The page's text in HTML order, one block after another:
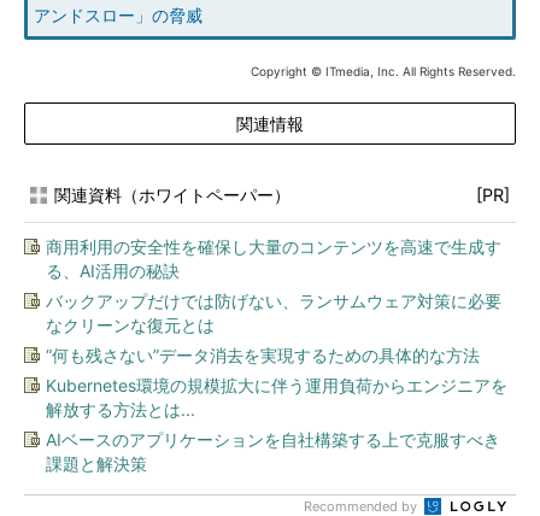
アンドスロー」の脅威
Copyright © ITmedia, Inc. All Rights Reserved.
関連情報
関連資料（ホワイトペーパー） [PR]
商用利用の安全性を確保し大量のコンテンツを高速で生成す
る、AI活用の秘訣
バックアップだけでは防げない、ランサムウェア対策に必要
なクリーンな復元とは
“何も残さない”データ消去を実現するための具体的な方法
Kubernetes環境の規模拡大に伴う運用負荷からエンジニアを
解放する方法とは...
AIベースのアプリケーションを自社構築する上で克服すべき
課題と解決策
Recommended by